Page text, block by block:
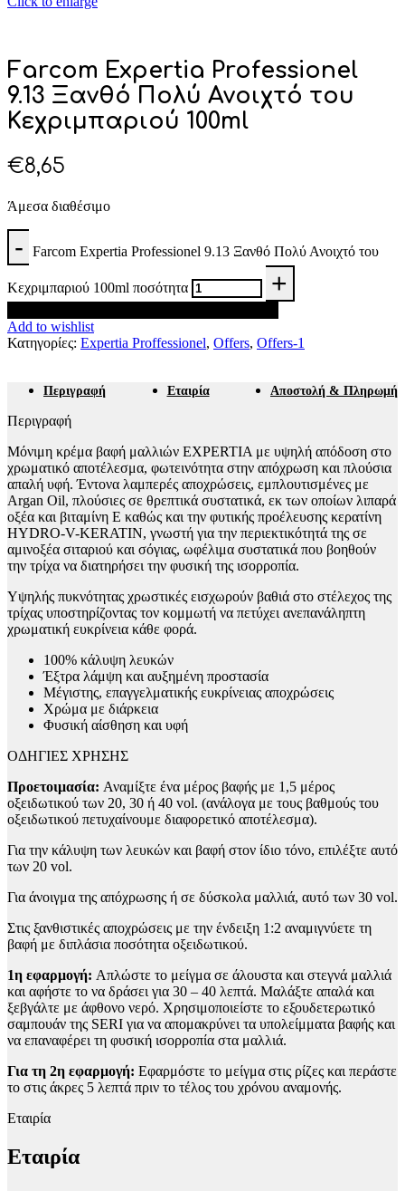
Farcom Expertia Professionel
9.13 Ξανθό Πολύ Ανοιχτό του
Κεχριμπαριού 100ml
€8,65
Άμεσα διαθέσιμο
Farcom Expertia Professionel 9.13 Ξανθό Πολύ Ανοιχτό του
Κεχριμπαριού 100ml ποσότητα
Add to wishlist
Κατηγορίες: Expertia Proffessionel, Offers, Offers-1
Περιγραφή Εταιρία Αποστολή & Πληρωμή
Περιγραφή
Μόνιμη κρέμα βαφή μαλλιών EXPERTIA με υψηλή απόδοση στο
χρωματικό αποτέλεσμα, φωτεινότητα στην απόχρωση και πλούσια
απαλή υφή. Έντονα λαμπερές αποχρώσεις, εμπλουτισμένες με
Argan Oil, πλούσιες σε θρεπτικά συστατικά, εκ των οποίων λιπαρά
οξέα και βιταμίνη Ε καθώς και την φυτικής προέλευσης κερατίνη
HYDRO-V-KERATIN, γνωστή για την περιεκτικότητά της σε
αμινοξέα σιταριού και σόγιας, ωφέλιμα συστατικά που βοηθούν
την τρίχα να διατηρήσει την φυσική της ισορροπία.
Υψηλής πυκνότητας χρωστικές εισχωρούν βαθιά στο στέλεχος της
τρίχας υποστηρίζοντας τον κομμωτή να πετύχει ανεπανάληπτη
χρωματική ευκρίνεια κάθε φορά.
100% κάλυψη λευκών
Έξτρα λάμψη και αυξημένη προστασία
Μέγιστης, επαγγελματικής ευκρίνειας αποχρώσεις
Χρώμα με διάρκεια
Φυσική αίσθηση και υφή
ΟΔΗΓΙΕΣ ΧΡΗΣΗΣ
Προετοιμασία: Αναμίξτε ένα μέρος βαφής με 1,5 μέρος
οξειδωτικού των 20, 30 ή 40 vol. (ανάλογα με τους βαθμούς του
οξειδωτικού πετυχαίνουμε διαφορετικό αποτέλεσμα).
Για την κάλυψη των λευκών και βαφή στον ίδιο τόνο, επιλέξτε αυτό
των 20 vol.
Για άνοιγμα της απόχρωσης ή σε δύσκολα μαλλιά, αυτό των 30 vol.
Στις ξανθιστικές αποχρώσεις με την ένδειξη 1:2 αναμιγνύετε τη
βαφή με διπλάσια ποσότητα οξειδωτικού.
1η εφαρμογή: Απλώστε το μείγμα σε άλουστα και στεγνά μαλλιά
και αφήστε το να δράσει για 30 – 40 λεπτά. Μαλάξτε απαλά και
ξεβγάλτε με άφθονο νερό. Χρησιμοποιείστε το εξουδετερωτικό
σαμπουάν της SERI για να απομακρύνει τα υπολείμματα βαφής και
να επαναφέρει τη φυσική ισορροπία στα μαλλιά.
Για τη 2η εφαρμογή: Εφαρμόστε το μείγμα στις ρίζες και περάστε
το στις άκρες 5 λεπτά πριν το τέλος του χρόνου αναμονής.
Εταιρία
Εταιρία